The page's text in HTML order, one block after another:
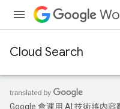
Cloud Search
Google 會運用 AI 技術將內容